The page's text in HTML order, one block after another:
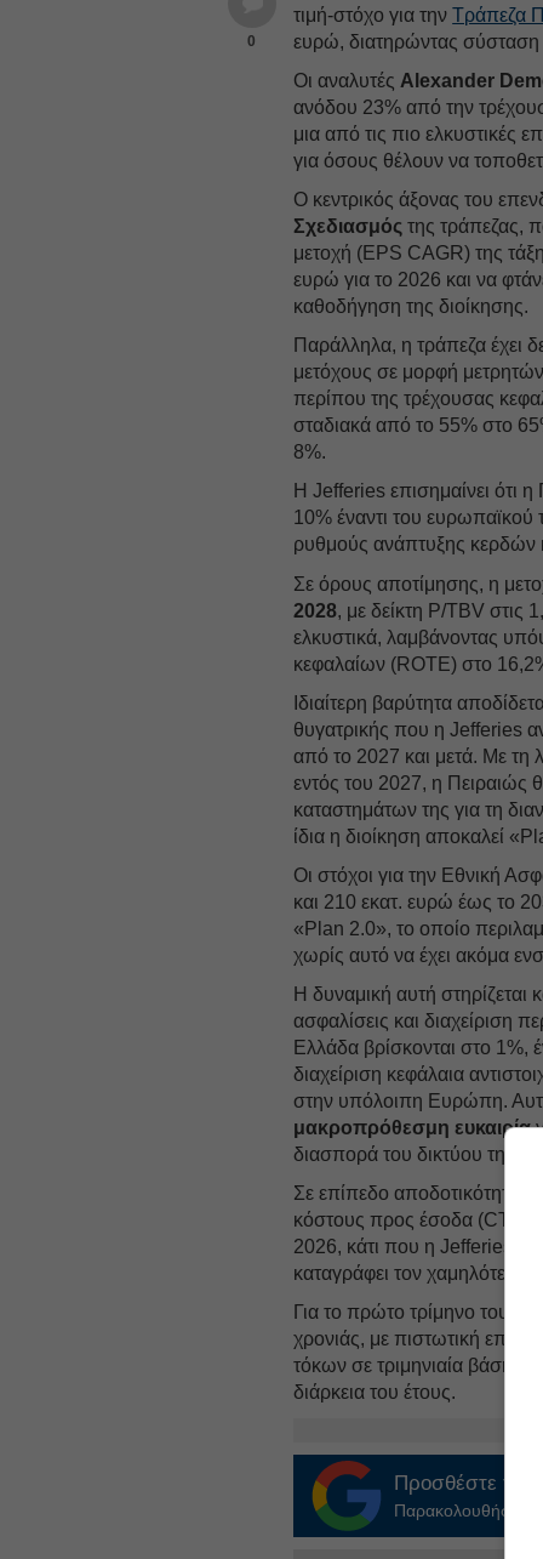
0
τιμή-στόχο για τηνΤράπεζα
ευρώ, διατηρώντας σύσταση
Οι αναλυτές Alexander
ανόδου 23% από την
μια από τις πιο ελκυστικές
για όσους θέλουν να
Ο κεντρικός άξονας του
Σχεδιασμός της τράπεζας,
μετοχή (EPS CAGR) της
ευρώ για το 2026 και να
καθοδήγηση της διοίκησης.
Παράλληλα, η τράπεζα έχει
μετόχους σε μορφή
περίπου της τρέχουσας
σταδιακά από το 55% στο
8%.
Η Jefferies επισημαίνει ότι
10% έναντι του ευρωπαϊκού
ρυθμούς ανάπτυξης κερδών
Σε όρους αποτίμησης, η
2028, με δείκτη P/TBV στις
ελκυστικά, λαμβάνοντας
κεφαλαίων (ROTE) στο
Ιδιαίτερη βαρύτητα
θυγατρικής που η Jefferies
από το 2027 και μετά. Με τη
εντός του 2027, η Πειραιώς
καταστημάτων της για τη
ίδια η διοίκηση αποκαλεί
Οι στόχοι για την Εθνική
και 210 εκατ. ευρώ έως το
«Plan 2.0», το οποίο
χωρίς αυτό να έχει ακόμα
Η δυναμική αυτή
ασφαλίσεις και διαχείριση
Ελλάδα βρίσκονται στο 1%,
διαχείριση κεφάλαια
στην υπόλοιπη Ευρώπη.
μακροπρόθεσμη ευκαιρία
διασπορά του δικτύου της
Σε επίπεδο αποδοτικότητας,
κόστους προς έσοδα (CTI)
2026, κάτι που η Jefferies
καταγράφει τον χαμηλότερο
Για το πρώτο τρίμηνο του
χρονιάς, με πιστωτική
τόκων σε τριμηνιαία βάση,
διάρκεια του έτους.
Προσθέστε το
Παρακολουθήστε